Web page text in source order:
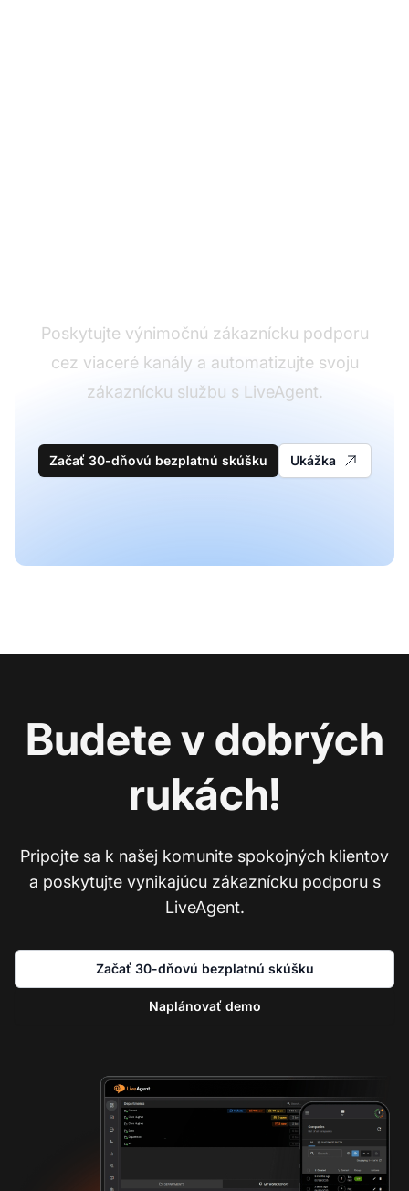
Poskytujte výnimočnú zákaznícku podporu
cez viaceré kanály a automatizujte svoju
zákaznícku službu s LiveAgent.
Začať 30-dňovú bezplatnú skúšku Ukážka
Budete v dobrých
rukách!
Pripojte sa k našej komunite spokojných klientov
a poskytujte vynikajúcu zákaznícku podporu s
LiveAgent.
Začať 30-dňovú bezplatnú skúšku
Naplánovať demo